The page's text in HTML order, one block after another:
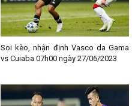
Soi kèo, nhận định Vasco da Gama
vs Cuiaba 07h00 ngày 27/06/2023